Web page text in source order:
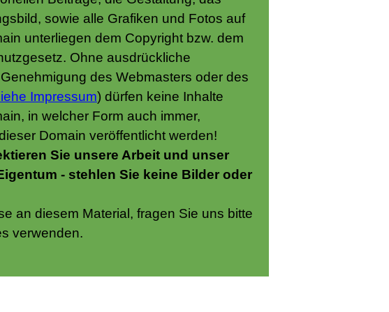
sowie alle Grafiken und Fotos auf
unterliegen dem Copyright bzw. dem
Ohne ausdrückliche
des Webmasters oder des
Impressum) dürfen keine Inhalte
in welcher Form auch immer,
Domain veröffentlicht werden!
Sie unsere Arbeit und unser
- stehlen Sie keine Bilder oder
an diesem Material, fragen Sie uns bitte
verwenden.